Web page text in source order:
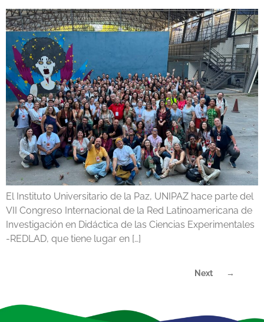
El Instituto Universitario de la Paz, UNIPAZ hace parte del
VII Congreso Internacional de la Red Latinoamericana de
Investigación en Didáctica de las Ciencias Experimentales
-REDLAD, que tiene lugar en […]
Next →